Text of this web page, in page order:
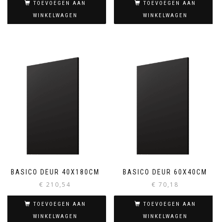
TOEVOEGEN AAN
WINKELWAGEN
TOEVOEGEN AAN
WINKELWAGEN
BASICO DEUR 40X180CM
€ 210,54
TOEVOEGEN AAN
WINKELWAGEN
BASICO DEUR 60X40CM
€ 70,18
TOEVOEGEN AAN
WINKELWAGEN